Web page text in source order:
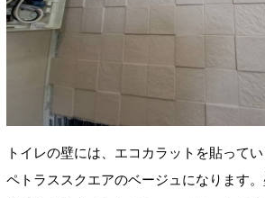
トイレの壁には、エコカラットを貼って
ペトラススクエアのベージュになります